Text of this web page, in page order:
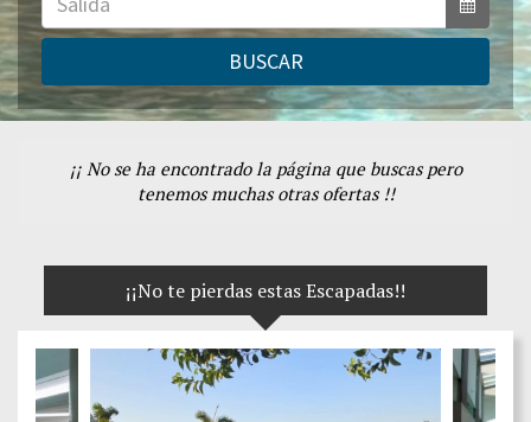
BUSCAR
¡¡ No se ha encontrado la página que buscas pero
tenemos muchas otras ofertas !!
¡¡No te pierdas estas Escapadas!!